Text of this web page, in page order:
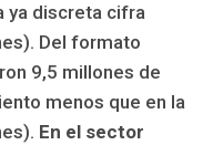
ya discreta cifra
Del formato
9,5 millones de
menos que en la
En el sector